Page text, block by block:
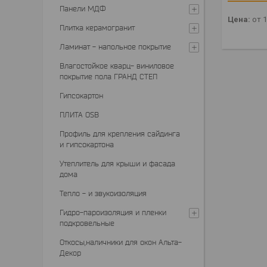
Цена: от
Панели МДФ
Плитка керамогранит
Ламинат - напольное покрытие
Влагостойкое кварц- виниловое
покрытие пола ГРАНД СТЕП
Гипсокартон
ПЛИТА OSB
Профиль для крепления сайдинга
и гипсокартона
Утеплитель для крыши и фасада
дома
Тепло - и звукоизоляция
Гидро-пароизоляция и пленки
подкровельные
Откосы,наличники для окон Альта-
Декор